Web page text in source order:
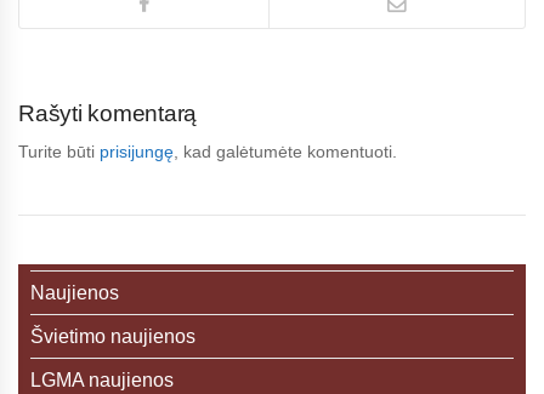
Rašyti komentarą
Turite būti prisijungę, kad galėtumėte komentuoti.
Naujienos
Švietimo naujienos
LGMA naujienos